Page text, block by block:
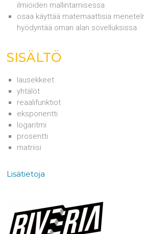
ilmiöiden mallintamisessa
osaa käyttää matemaattisia
hyödyntää oman alan sovelluksissa
SISÄLTÖ
lausekkeet
yhtälöt
reaalifunktiot
eksponentti
logaritmi
prosentti
matriisi
Lisätietoja